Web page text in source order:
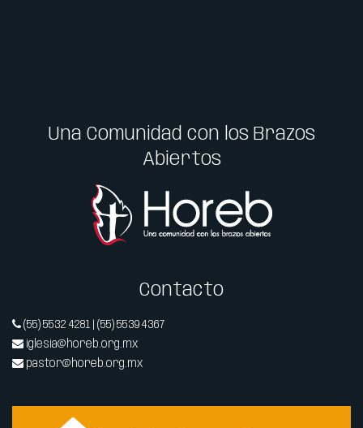
Una Comunidad con los Brazos
Abiertos
Contacto
(55) 5532 4281 | (55) 5539 4367
iglesia@horeb.org.mx
pastor@horeb.org.mx